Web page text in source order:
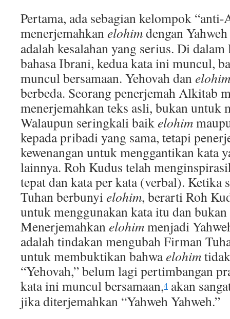
Pertama, ada sebagian kelompok
menerjemahkanelohimdengan
adalah kesalahan yang serius. Di
bahasa Ibrani, kedua kata ini muncul,
muncul bersamaan. Yehovah danelohim
berbeda. Seorang penerjemah Alkitab
menerjemahkan teks asli, bukan untuk
Walaupun seringkali baikelohim
kepada pribadi yang sama, tetapi
kewenangan untuk menggantikan kata
lainnya. Roh Kudus telah
tepat dan kata per kata (verbal). Ketika
Tuhan berbunyielohim, berarti Roh
untuk menggunakan kata itu dan bukan
Menerjemahkanelohimmenjadi
adalah tindakan mengubah Firman
untuk membuktikan bahwaelohim
“Yehovah,” belum lagi pertimbangan
kata ini muncul bersamaan,4 akan
jika diterjemahkan “Yahweh Yahweh.”